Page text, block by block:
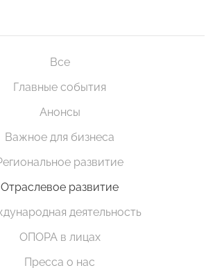
Все
Главные события
Анонсы
Важное для бизнеса
развитие
Отраслевое развитие
деятельность
ОПОРА в лицах
Пресса о нас